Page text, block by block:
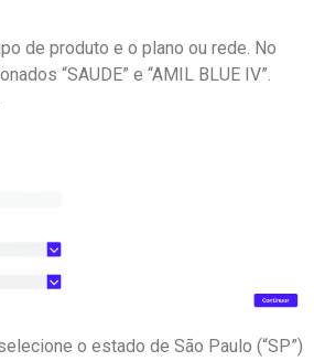
de produto e o plano ou rede. No
“SAUDE” e “AMIL BLUE IV”.
o estado de São Paulo (“SP”)